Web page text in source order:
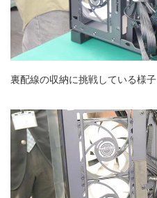
裏配線の収納に挑戦している様子